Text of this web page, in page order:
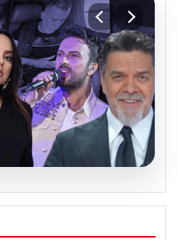
raporu.
yaptı?